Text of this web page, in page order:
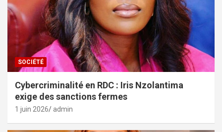
SOCIÉTÉ
Cybercriminalité en RDC : Iris Nzolantima
exige des sanctions fermes
1 juin 2026 admin